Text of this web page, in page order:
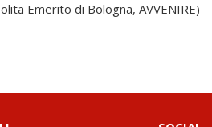
Emerito di Bologna, AVVENIRE)